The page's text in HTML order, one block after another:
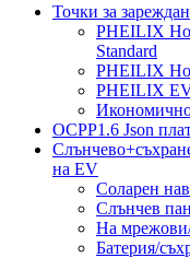
Точки за
PHEILIX
Standard
PHEILIX
PHEILIX EV
OCPP1.6 Json
на EV
Соларен
Слънчев
На
Батерия/